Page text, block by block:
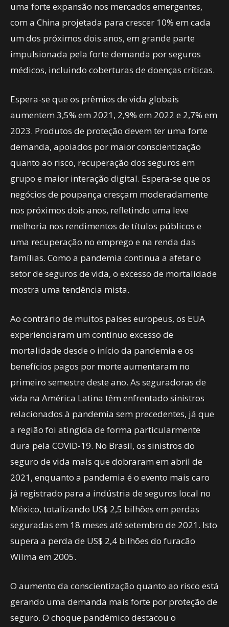
uma forte expansão nos mercados emergentes,
com a China projetada para crescer 10% em cada
um dos próximos dois anos, em grande parte
impulsionada pela forte demanda por seguros
médicos, incluindo coberturas de doenças críticas.
Espera-se que os prêmios de vida globais
aumentem 3,5% em 2021, 2,9% em 2022 e 2,7% em
2023. Produtos de proteção devem ter uma forte
demanda, apoiados por maior conscientização
quanto ao risco, recuperação dos seguros em
grupo e maior interação digital. Espera-se que os
negócios de poupança cresçam moderadamente
nos próximos dois anos, refletindo uma leve
melhoria nos rendimentos de títulos públicos e
uma recuperação no emprego e na renda das
famílias. Como a pandemia continua a afetar o
setor de seguros de vida, o excesso de mortalidade
mostra uma tendência mista.
Ao contrário de muitos países europeus, os EUA
experienciaram um contínuo excesso de
mortalidade desde o início da pandemia e os
benefícios pagos por morte aumentaram no
primeiro semestre deste ano. As seguradoras de
vida na América Latina têm enfrentado sinistros
relacionados à pandemia sem precedentes, já que
a região foi atingida de forma particularmente
dura pela COVID-19. No Brasil, os sinistros do
seguro de vida mais que dobraram em abril de
2021, enquanto a pandemia é o evento mais caro
já registrado para a indústria de seguros local no
México, totalizando US$ 2,5 bilhões em perdas
seguradas em 18 meses até setembro de 2021. Isto
supera a perda de US$ 2,4 bilhões do furacão
Wilma em 2005.
O aumento da conscientização quanto ao risco está
gerando uma demanda mais forte por proteção de
seguro. O choque pandêmico destacou o